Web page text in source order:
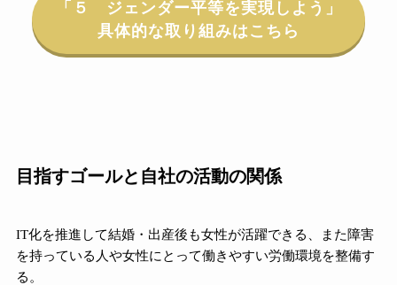
「５ ジェンダー平等を実現しよう」
具体的な取り組みはこちら
目指すゴールと自社の活動の関係
IT化を推進して結婚・出産後も女性が活躍できる、また障害
を持っている人や女性にとって働きやすい労働環境を整備す
る。